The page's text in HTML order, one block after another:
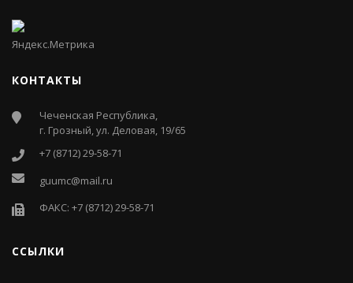
КОНТАКТЫ
Чеченская Республика,
г. Грозный, ул. Деловая, 19/65
+7 (8712) 29-58-71
guumc@mail.ru
ФАКС: +7 (8712) 29-58-71
ССЫЛКИ